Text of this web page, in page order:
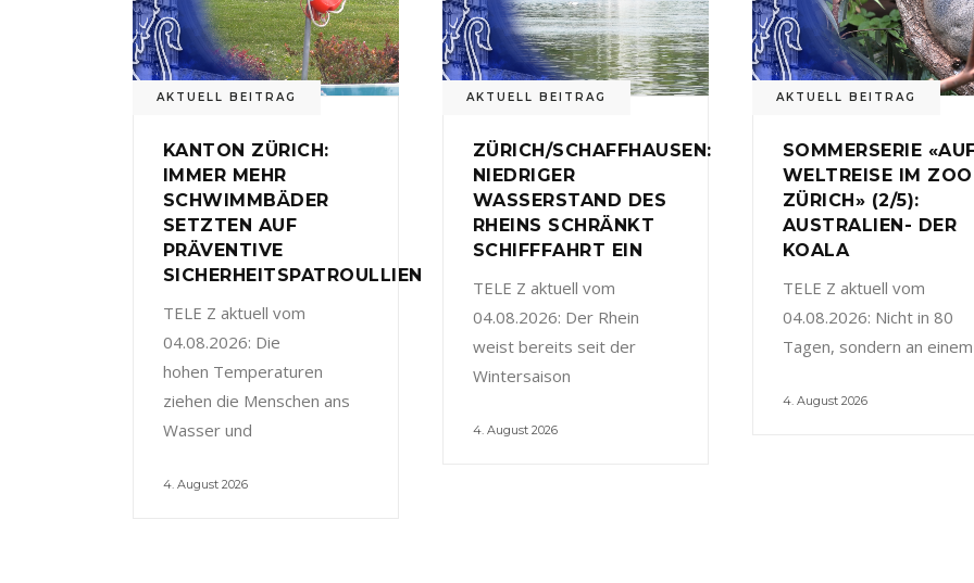
AKTUELL BEITRAG
KANTON ZÜRICH:
IMMER MEHR
SCHWIMMBÄDER
SETZTEN AUF
PRÄVENTIVE
SICHERHEITSPATROULLIEN
TELE Z aktuell vom
04.08.2026: Die
hohen Temperaturen
ziehen die Menschen ans
Wasser und
4. August 2026
AKTUELL BEITRAG
ZÜRICH/SCHAFFHAUSEN:
NIEDRIGER
WASSERSTAND DES
RHEINS SCHRÄNKT
SCHIFFFAHRT EIN
TELE Z aktuell vom
04.08.2026: Der Rhein
weist bereits seit der
Wintersaison
4. August 2026
AKTUELL BEITRAG
SOMMERSERIE
WELTREISE IM ZOO
ZÜRICH» (2/5):
AUSTRALIEN- DER
KOALA
TELE Z aktuell vom
04.08.2026: Nicht in 80
Tagen, sondern an einem
4. August 2026